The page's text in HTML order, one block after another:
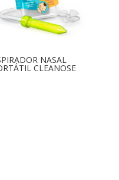
NASAL
CLEANOSE